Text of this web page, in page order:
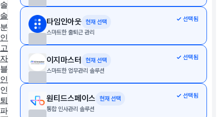
타임인아웃 현재 선택
스마트한 출퇴근 관리
선택됨
이지마스터
현재 선택
스마트한 업무관리 솔루션
선택됨
원티드스페이스
현재 선택
통합 인사관리 솔루션
선택됨
솔루션 추천
솔루션 추천받기
분야별 솔루션
인사·노무
협업툴·그룹웨어
영업·
고객관리 AI·자동화 데이터 분석 마케팅 이커머스 웹사이트
자인툴
개발운영 보안접속 통합 자산 관리
교육관리
블로그
인사이트
인사노무 계산기
퇴직금 계산기 4대보험 계산기 월급 계산기
파트너